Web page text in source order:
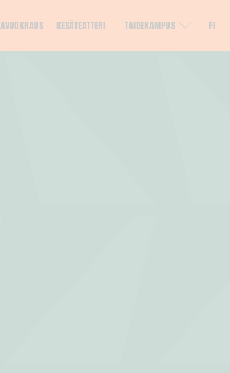
KESÄTEATTERI TAIDEKAMPUS FI